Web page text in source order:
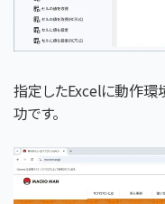
指定したExcelに動作環
功です。